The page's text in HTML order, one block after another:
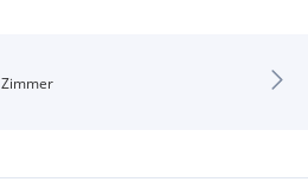
Zimmer